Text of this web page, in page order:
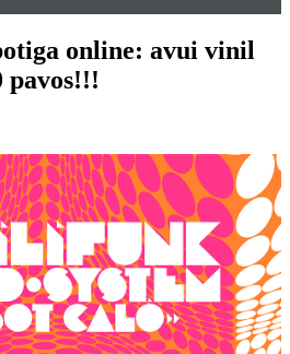
online: avui vinil
pavos!!!